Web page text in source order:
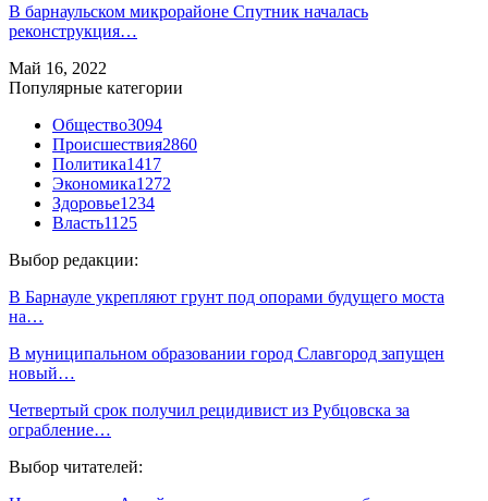
В барнаульском микрорайоне Спутник началась
реконструкция…
Май 16, 2022
Популярные категории
Общество3094
Происшествия2860
Политика1417
Экономика1272
Здоровье1234
Власть1125
Выбор редакции:
В Барнауле укрепляют грунт под опорами будущего моста
на…
В муниципальном образовании город Славгород запущен
новый…
Четвертый срок получил рецидивист из Рубцовска за
ограбление…
Выбор читателей: